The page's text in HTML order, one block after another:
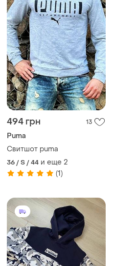
494 грн 13
Puma
Свитшот puma
36 / S / 44 и еще 2
(1)